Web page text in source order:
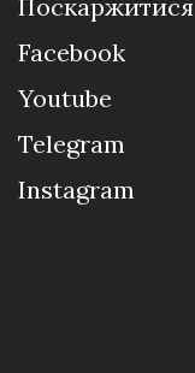
Поскаржитися
Facebook
Youtube
Telegram
Instagram